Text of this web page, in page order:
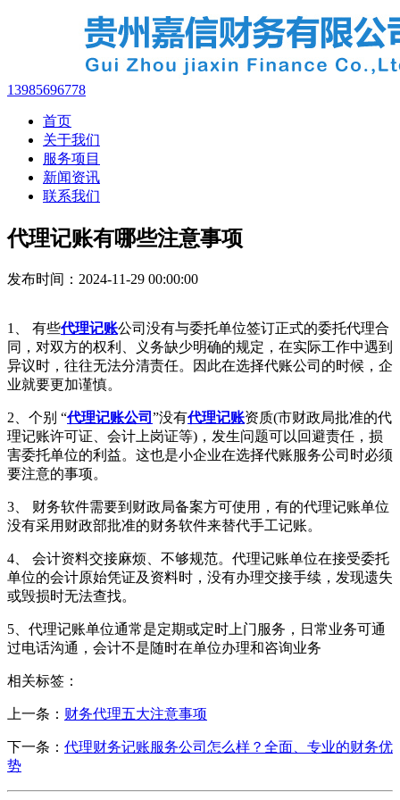
13985696778
首页
关于我们
服务项目
新闻资讯
联系我们
代理记账有哪些注意事项
发布时间：2024-11-29 00:00:00
1、 有些代理记账公司没有与委托单位签订正式的委托代理合
同，对双方的权利、义务缺少明确的规定，在实际工作中遇到
异议时，往往无法分清责任。因此在选择代账公司的时候，企
业就要更加谨慎。
2、个别 “代理记账公司 ”没有代理记账资质(市财政局批准的代
理记账许可证、会计上岗证等)，发生问题可以回避责任，损
害委托单位的利益。这也是小企业在选择代账服务公司时必须
要注意的事项。
3、 财务软件需要到财政局备案方可使用，有的代理记账单位
没有采用财政部批准的财务软件来替代手工记账。
4、 会计资料交接麻烦、不够规范。代理记账单位在接受委托
单位的会计原始凭证及资料时，没有办理交接手续，发现遗失
或毁损时无法查找。
5、代理记账单位通常是定期或定时上门服务，日常业务可通
过电话沟通，会计不是随时在单位办理和咨询业务
相关标签：
上一条： 财务代理五大注意事项
下一条： 代理财务记账服务公司怎么样？全面、专业的财务优
势